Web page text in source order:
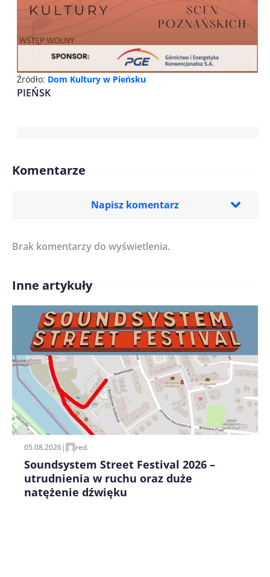
Źródło: Dom Kultury w Pieńsku
PIEŃSK
Komentarze
Napisz komentarz
Treść komentarza*
Imię/ Nick*
Zapamiętaj moje dane w tej przeglądarce podczas
pisania kolejnych komentarzy.
Brak komentarzy do wyświetlenia.
Inne artykuły
05.08.2026| red.
Soundsystem Street Festival 2026 –
utrudnienia w ruchu oraz duże
natężenie dźwięku